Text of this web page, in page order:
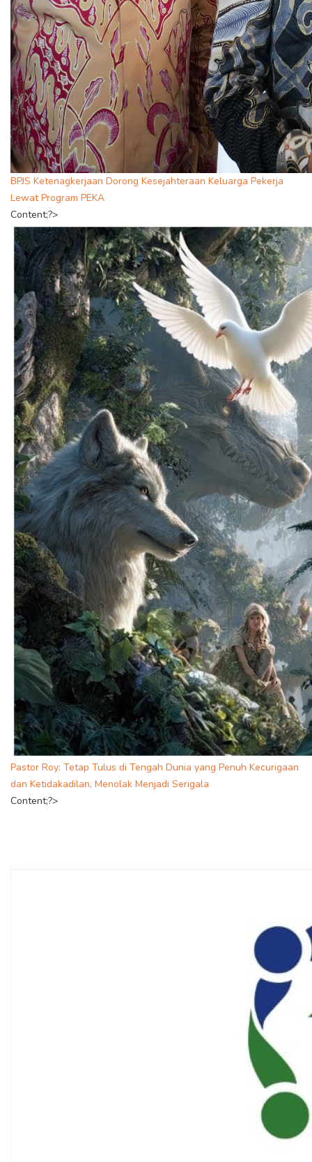
BPJS Ketenagkerjaan Dorong Kesejahteraan Keluarga Pekerja
Lewat Program PEKA
Content;?>
Pastor Roy: Tetap Tulus di Tengah Dunia yang Penuh Kecurigaan
dan Ketidakadilan, Menolak Menjadi Serigala
Content;?>